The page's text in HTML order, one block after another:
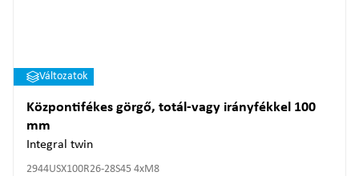
Változatok
Központifékes görgő, totál-vagy irányfékkel 100
mm
Integral twin
2944USX100R26-28S45 4xM8